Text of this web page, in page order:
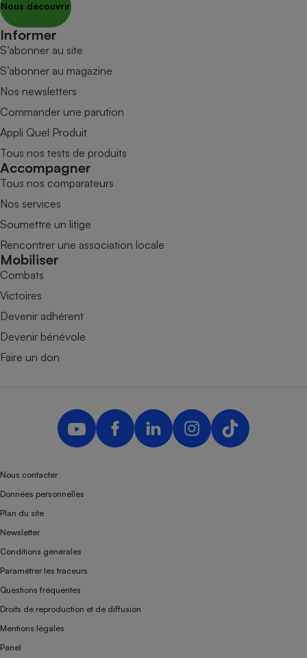
Nous découvrir
Informer
S’abonner au site
S’abonner au magazine
Nos newsletters
Commander une parution
Appli Quel Produit
Tous nos tests de produits
Accompagner
Tous nos comparateurs
Nos services
Soumettre un litige
Rencontrer une association locale
Mobiliser
Combats
Victoires
Devenir adhérent
Devenir bénévole
Faire un don
Nous contacter
Données personnelles
Plan du site
Newsletter
Conditions générales
Paramétrer les traceurs
Questions fréquentes
Droits de reproduction et de diffusion
Mentions légales
Panel